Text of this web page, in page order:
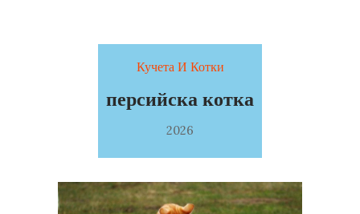
Кучета И Котки
персийска котка
2026